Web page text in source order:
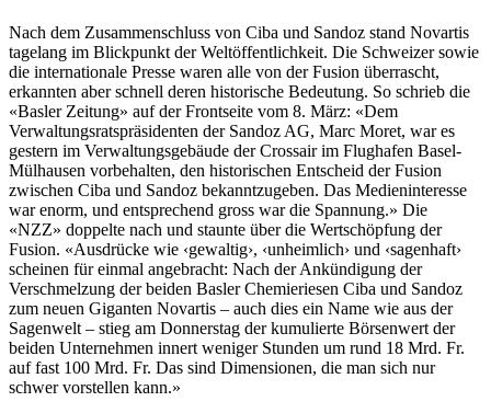
Nach dem Zusammenschluss von Ciba und Sandoz stand Novartis
tagelang im Blickpunkt der Weltöffentlichkeit. Die Schweizer sowie
die internationale Presse waren alle von der Fusion überrascht,
erkannten aber schnell deren historische Bedeutung. So schrieb die
«Basler Zeitung» auf der Frontseite vom 8. März: «Dem
Verwaltungsratspräsidenten der Sandoz AG, Marc Moret, war es
gestern im Verwaltungsgebäude der Crossair im Flughafen Basel-
Mülhausen vorbehalten, den historischen Entscheid der Fusion
zwischen Ciba und Sandoz bekanntzugeben. Das Medieninteresse
war enorm, und entsprechend gross war die Spannung.» Die
«NZZ» doppelte nach und staunte über die Wertschöpfung der
Fusion. «Ausdrücke wie ‹gewaltig›, ‹unheimlich› und ‹sagenhaft›
scheinen für einmal angebracht: Nach der Ankündigung der
Verschmelzung der beiden Basler Chemieriesen Ciba und Sandoz
zum neuen Giganten Novartis – auch dies ein Name wie aus der
Sagenwelt – stieg am Donnerstag der kumulierte Börsenwert der
beiden Unternehmen innert weniger Stunden um rund 18 Mrd. Fr.
auf fast 100 Mrd. Fr. Das sind Dimensionen, die man sich nur
schwer vorstellen kann.»